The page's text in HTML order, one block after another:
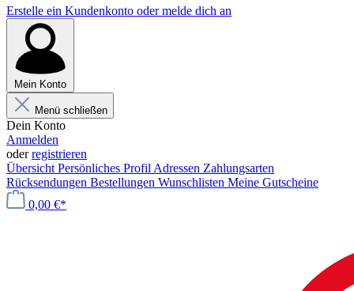
Erstelle ein Kundenkonto oder melde dich an
Mein Konto
Menü schließen
Dein Konto
Anmelden
oderregistrieren
Übersicht Persönliches Profil Adressen Zahlungsarten
Rücksendungen Bestellungen Wunschlisten Meine Gutscheine
0,00 €*